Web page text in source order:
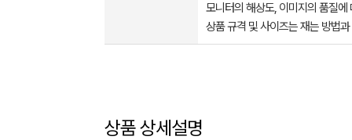
모니터의 해상도, 이미지의 품질
상품 규격 및 사이즈는 재는 방법
상품 상세설명